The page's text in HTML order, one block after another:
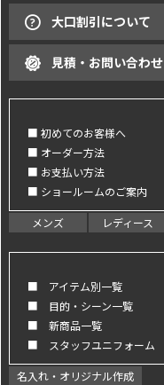
大口割引について
見積・お問い合わせ
■ 初めてのお客様へ
■ オーダー方法
■ お支払い方法
■ ショールームのご案内
メンズ レディース
■ アイテム別一覧
■ 目的・シーン一覧
■ 新商品一覧
■ スタッフユニフォーム
名入れ・オリジナル作成